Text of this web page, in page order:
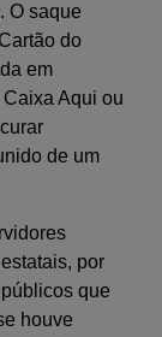
O saque
do
em
Aqui ou
de um
por
que
houve